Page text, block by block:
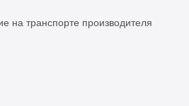
акценты, понятная
и QR-код.